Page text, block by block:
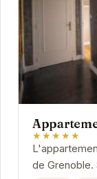
★★★★★
de Grenoble.